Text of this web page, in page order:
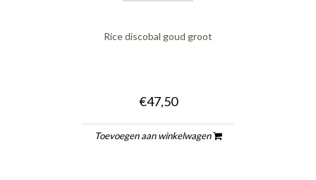
Rice discobal goud groot
€47,50
Toevoegen aan winkelwagen